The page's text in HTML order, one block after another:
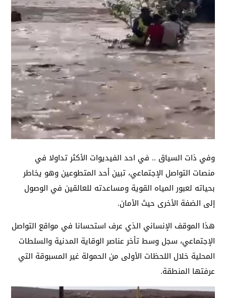
وفي ذات السياق .. في احد الفيديوات الأكثر تداولا في
منصات التواصل الإجتماعي، تبين أحد المتطوعين وهو يخاطر
بحياته لعبور المياه القوية ومساعدته للعالقين في الوصول
إلى الضفة الأخرى حيث الأمان.
هذا الموقف الإنساني الذي عرف استحسانا في مواقع التواصل
الإجتماعي، سجل وسط تأخر عناصر الوقاية المدنية والسلطات
المحلية خلال اللحظات الأولى من الحمولة غير المسبوقة التي
عرفتها المنطقة.